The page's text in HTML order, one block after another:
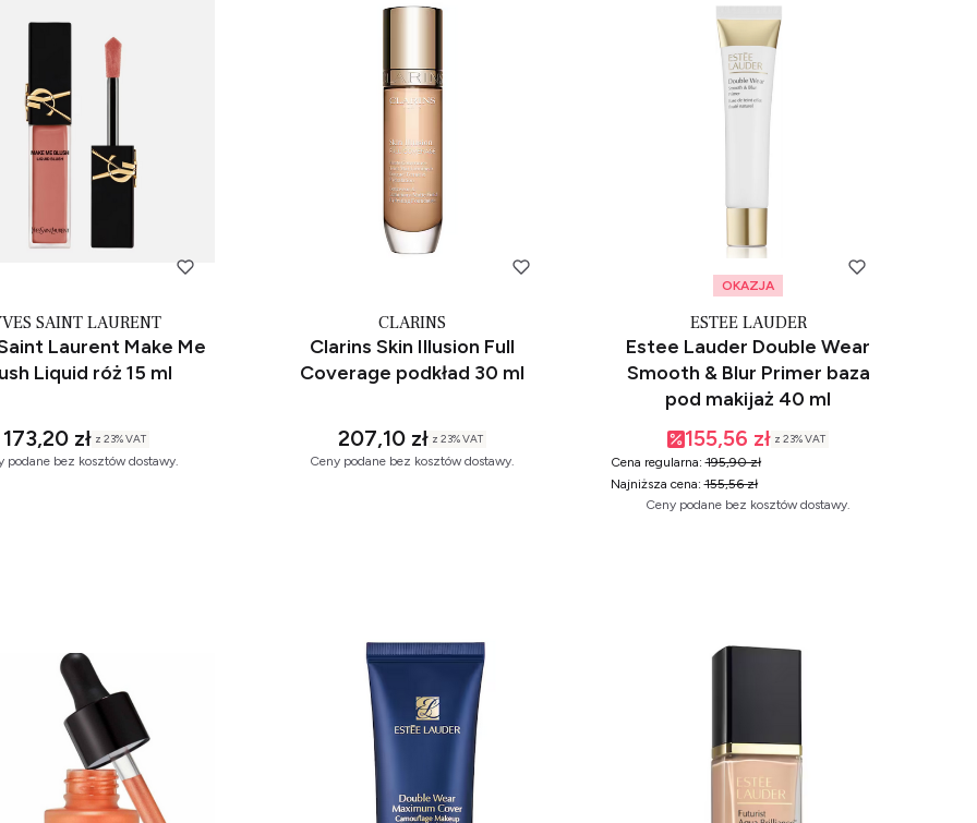
SAINT LAURENT
Laurent Make Me
Liquid róż 15 ml
173,20 zł z 23%VAT
podane bez kosztów dostawy.
CLARINS
Clarins Skin Illusion Full
Coverage podkład 30 ml
207,10 zł z 23%VAT
Ceny podane bez kosztów dostawy.
OKAZJA
ESTEE LAUDER
Estee Lauder Double Wear
Smooth & Blur Primer baza
pod makijaż 40 ml
155,56 zł z 23%VAT
Cena regularna: 195,90 zł
Najniższa cena: 155,56 zł
Ceny podane bez kosztów dostawy.